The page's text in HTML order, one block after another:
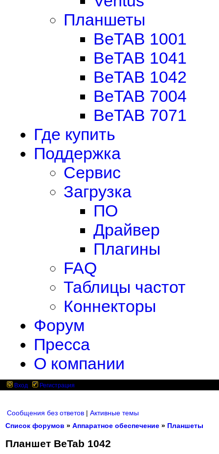
Планшеты
BeTAB 1001
BeTAB 1041
BeTAB 1042
BeTAB 7004
BeTAB 7071
Где купить
Поддержка
Сервис
Загрузка
ПО
Драйвер
Плагины
FAQ
Таблицы частот
Коннекторы
Форум
Пресса
О компании
Вход Регистрация
Сообщения без ответов | Активные темы
Список форумов » Аппаратное обеспечение » Планшеты
Планшет BeTab 1042